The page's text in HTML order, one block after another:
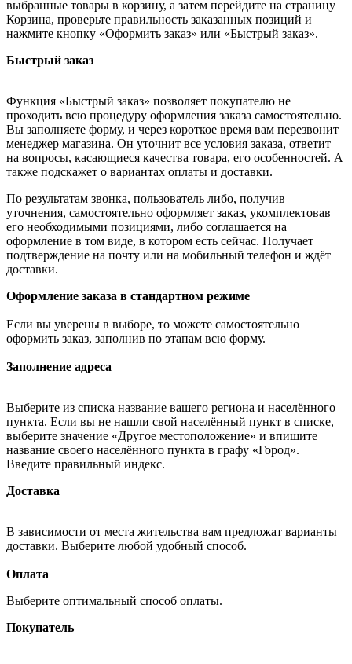
выбранные товары в корзину, а затем перейдите на страницу
Корзина, проверьте правильность заказанных позиций и
нажмите кнопку «Оформить заказ» или «Быстрый заказ».
Быстрый заказ
Функция «Быстрый заказ» позволяет покупателю не
проходить всю процедуру оформления заказа самостоятельно.
Вы заполняете форму, и через короткое время вам перезвонит
менеджер магазина. Он уточнит все условия заказа, ответит
на вопросы, касающиеся качества товара, его особенностей. А
также подскажет о вариантах оплаты и доставки.
По результатам звонка, пользователь либо, получив
уточнения, самостоятельно оформляет заказ, укомплектовав
его необходимыми позициями, либо соглашается на
оформление в том виде, в котором есть сейчас. Получает
подтверждение на почту или на мобильный телефон и ждёт
доставки.
Оформление заказа в стандартном режиме
Если вы уверены в выборе, то можете самостоятельно
оформить заказ, заполнив по этапам всю форму.
Заполнение адреса
Выберите из списка название вашего региона и населённого
пункта. Если вы не нашли свой населённый пункт в списке,
выберите значение «Другое местоположение» и впишите
название своего населённого пункта в графу «Город».
Введите правильный индекс.
Доставка
В зависимости от места жительства вам предложат варианты
доставки. Выберите любой удобный способ.
Оплата
Выберите оптимальный способ оплаты.
Покупатель